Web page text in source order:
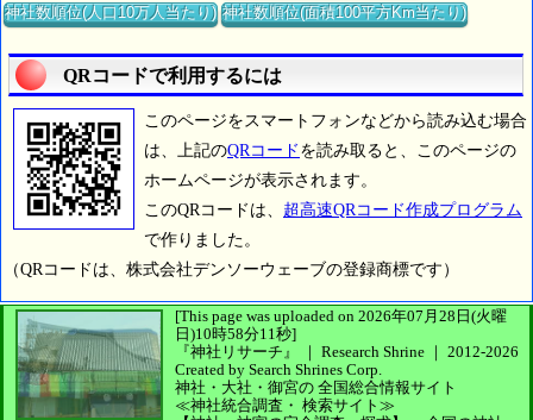
神社数順位(人口10万人当たり) 神社数順位(面積100平方Km当たり)
QRコードで利用するには
このページをスマートフォンなどから読み込む場合
は、上記のQRコード を読み取ると、このページの
ホームページが表示されます。
このQRコードは、 超高速QRコード作成プログラム
で作りました。
（QRコードは、株式会社デンソーウェーブの登録商標です）
[This page was uploaded on 2026年07月28日(火曜
日)10時58分11秒]
『神社リサーチ』 ｜ Research Shrine ｜ 2012-2026
Created by Search Shrines Corp.
神社・大社・御宮の 全国総合情報サイト
≪神社統合調査・ 検索サイト≫